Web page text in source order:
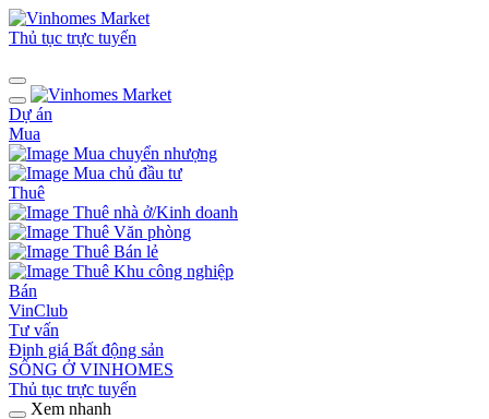
Thủ tục trực tuyến
Dự án
Mua
Mua chuyển nhượng
Mua chủ đầu tư
Thuê
Thuê nhà ở/Kinh doanh
Thuê Văn phòng
Thuê Bán lẻ
Thuê Khu công nghiệp
Bán
VinClub
Tư vấn
Định giá Bất động sản
SỐNG Ở VINHOMES
Thủ tục trực tuyến
Xem nhanh